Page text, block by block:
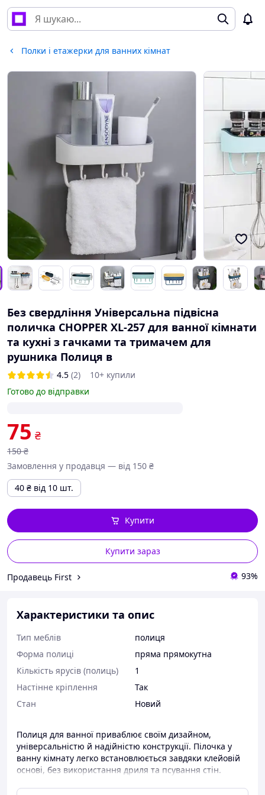
Полки і етажерки для ванних кімнат
Без свердління Універсальна підвісна
поличка CHOPPER XL-257 для ванної кімнати
та кухні з гачками та тримачем для
рушника Полиця в
4.5 (2)
10+ купили
Готово до відправки
75 ₴
150 ₴
Замовлення у продавця — від 150 ₴
40 ₴ від 10 шт.
Купити зараз
Купити
Продавець First 93%
Характеристики та опис
Тип меблів
полиця
Форма полиці
пряма прямокутна
Кількість ярусів (полиць)
1
Настінне кріплення
Так
Стан
Новий
Полиця для ванної приваблює своїм дизайном,
універсальністю й надійністю конструкції. Пілочка у
ванну кімнату легко встановлюється завдяки клейовій
основі, без використання дриля та псування стін.